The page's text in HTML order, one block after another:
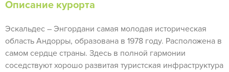
Описание курорта
Эскальдес – Энгордани самая молодая историческая
область Андорры, образована в 1978 году. Расположена в
самом сердце страны. Здесь в полной гармонии
соседствуют хорошо развитая туристская инфраструктура